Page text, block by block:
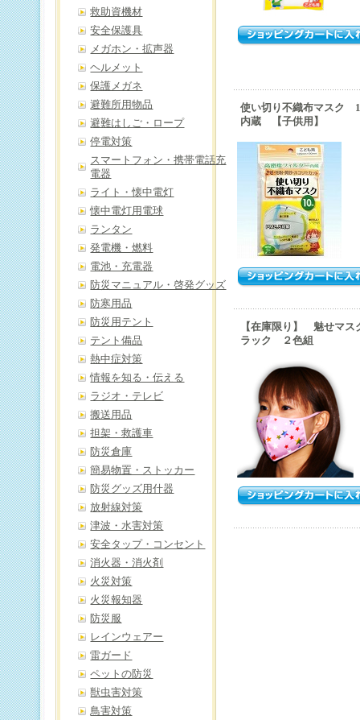
使い切り不織布マスク
内蔵 【子供用】
【在庫限り】 魅せ
ラック ２色組
救助資機材
安全保護具
メガホン・拡声器
ヘルメット
保護メガネ
避難所用物品
避難はしご・ロープ
停電対策
スマートフォン・携帯電話充
電器
ライト・懐中電灯
懐中電灯用電球
ランタン
発電機・燃料
電池・充電器
防災マニュアル・啓発グッズ
防寒用品
防災用テント
テント備品
熱中症対策
情報を知る・伝える
ラジオ・テレビ
搬送用品
担架・救護車
防災倉庫
簡易物置・ストッカー
防災グッズ用什器
放射線対策
津波・水害対策
安全タップ・コンセント
消火器・消火剤
火災対策
火災報知器
防災服
レインウェアー
雷ガード
ペットの防災
獣虫害対策
鳥害対策